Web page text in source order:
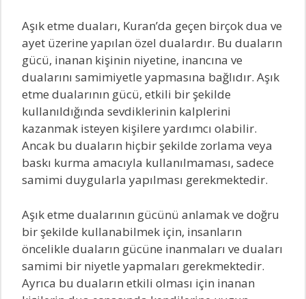
Aşık etme duaları, Kuran’da geçen birçok dua ve
ayet üzerine yapılan özel dualardır. Bu duaların
gücü, inanan kişinin niyetine, inancına ve
dualarını samimiyetle yapmasına bağlıdır. Aşık
etme dualarının gücü, etkili bir şekilde
kullanıldığında sevdiklerinin kalplerini
kazanmak isteyen kişilere yardımcı olabilir.
Ancak bu duaların hiçbir şekilde zorlama veya
baskı kurma amacıyla kullanılmaması, sadece
samimi duygularla yapılması gerekmektedir.
Aşık etme dualarının gücünü anlamak ve doğru
bir şekilde kullanabilmek için, insanların
öncelikle duaların gücüne inanmaları ve duaları
samimi bir niyetle yapmaları gerekmektedir.
Ayrıca bu duaların etkili olması için inanan